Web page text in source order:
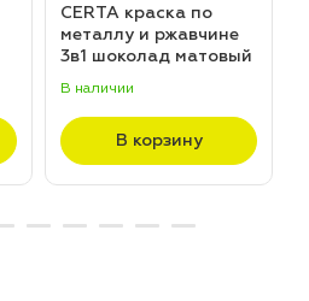
CERTA краска по
металлу и ржавчине
3в1 шоколад матовый
В наличии
В корзину